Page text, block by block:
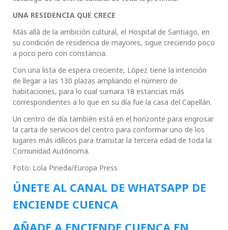
UNA RESIDENCIA QUE CRECE
Más allá de la ambición cultural, el Hospital de Santiago, en
su condición de residencia de mayores, sigue creciendo poco
a poco pero con constancia.
Con una lista de espera creciente, López tiene la intención
de llegar a las 130 plazas ampliando el número de
habitaciones, para lo cual sumara 18 estancias más
correspondientes a lo que en su día fue la casa del Capellán.
Un centro de día también está en el horizonte para engrosar
la carta de servicios del centro para conformar uno de los
lugares más idílicos para transitar la tercera edad de toda la
Comunidad Autónoma.
Foto: Lola Pineda/Europa Press
ÚNETE AL CANAL DE WHATSAPP DE
ENCIENDE CUENCA
AÑADE A ENCIENDE CUENCA EN